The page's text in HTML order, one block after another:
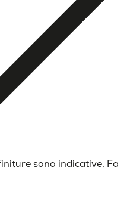
sono indicative. Fa